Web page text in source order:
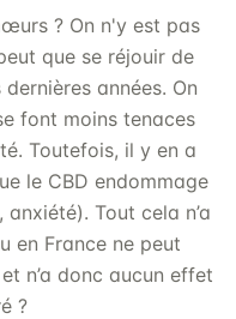
? On n'y est pas
que se réjouir de
années. On
font moins tenaces
Toutefois, il y en a
le CBD endommage
Tout cela n’a
en France ne peut
n’a donc aucun effet
?